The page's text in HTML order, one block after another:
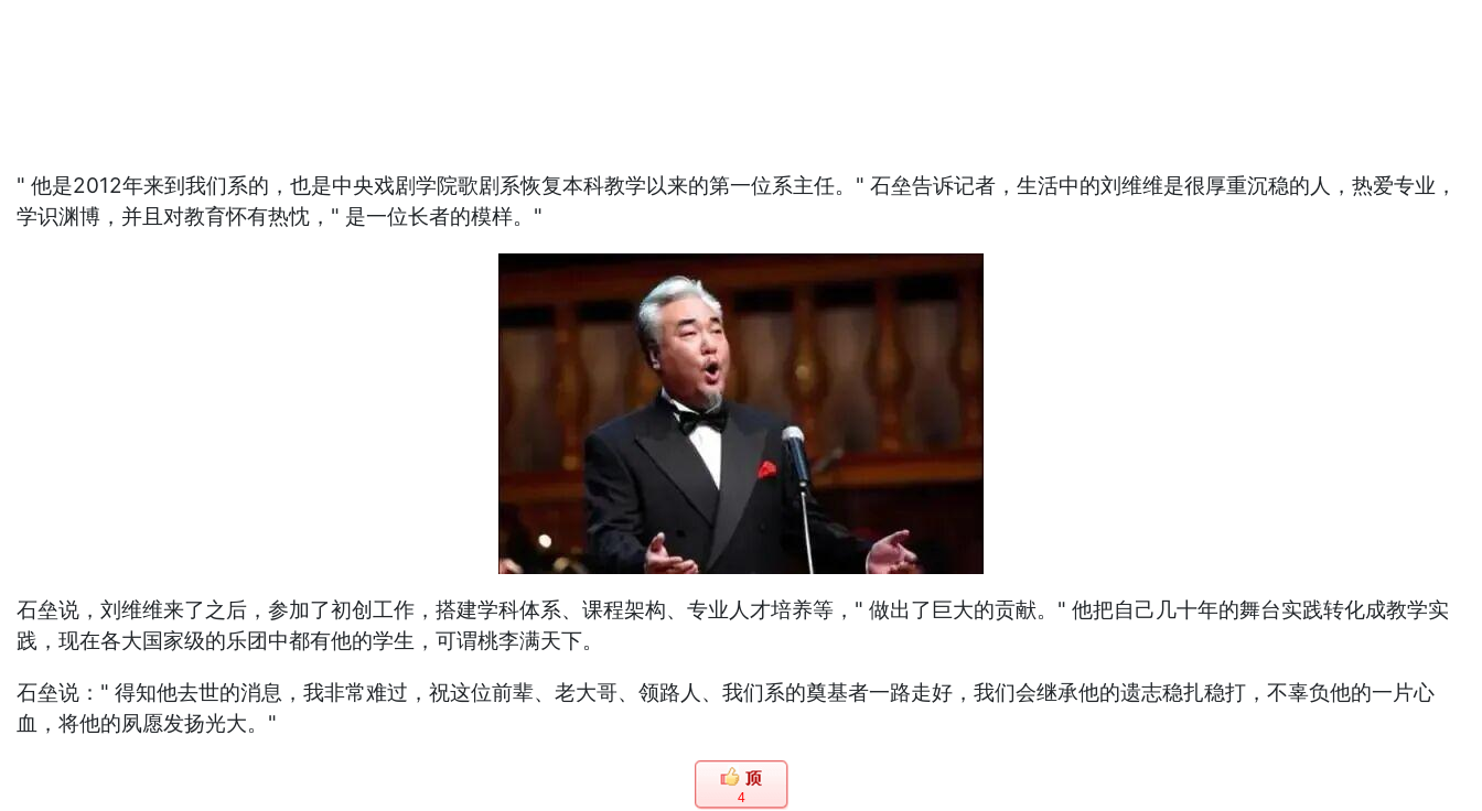
" 他是2012年来到我们系的，也是中央戏剧学院歌剧系恢复本科教学以来的第一位系主任。" 石垒告诉记者，生活中的刘维维是很厚重沉稳的人，热爱专业，
学识渊博，并且对教育怀有热忱，" 是一位长者的模样。"
石垒说，刘维维来了之后，参加了初创工作，搭建学科体系、课程架构、专业人才培养等，" 做出了巨大的贡献。" 他把自己几十年的舞台实践转化成教学实
践，现在各大国家级的乐团中都有他的学生，可谓桃李满天下。
石垒说：" 得知他去世的消息，我非常难过，祝这位前辈、老大哥、领路人、我们系的奠基者一路走好，我们会继承他的遗志稳扎稳打，不辜负他的一片心
血，将他的夙愿发扬光大。"
4